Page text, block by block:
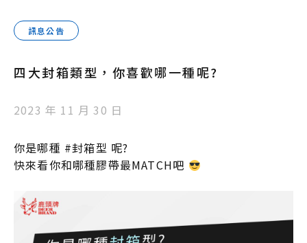
訊息公告
四大封箱類型，你喜歡哪一種呢?
2023 年 11 月 30 日
你是哪種 #封箱型 呢?
快來看你和哪種膠帶最MATCH吧